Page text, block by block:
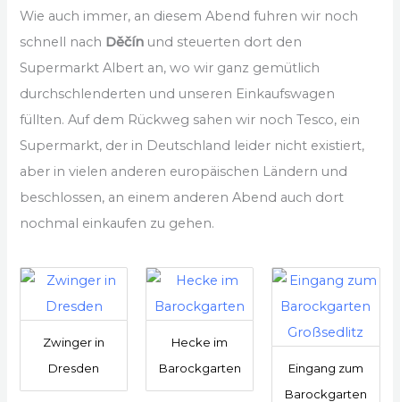
Wie auch immer, an diesem Abend fuhren wir noch
schnell nach Děčín und steuerten dort den
Supermarkt Albert an, wo wir ganz gemütlich
durchschlenderten und unseren Einkaufswagen
füllten. Auf dem Rückweg sahen wir noch Tesco, ein
Supermarkt, der in Deutschland leider nicht existiert,
aber in vielen anderen europäischen Ländern und
beschlossen, an einem anderen Abend auch dort
nochmal einkaufen zu gehen.
Zwinger in
Dresden
Hecke im
Barockgarten
Eingang zum
Barockgarten